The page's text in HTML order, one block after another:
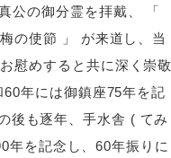
公の御分霊を拝戴、 「
の使節 」 が来道し、当
慰めすると共に深く崇敬
年には御鎮座75年を記
後も逐年、手水舎 ( てみ
年を記念し、60年振りに